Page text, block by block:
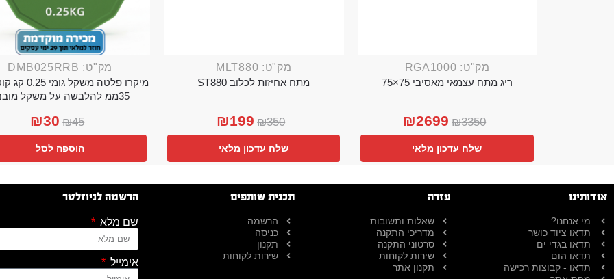
מק"ט: RGA1000
ריג מתח עצמאי מאסיבי 75×75
₪3350
₪2699
שלח עדכון מלאי
מק"ט: MLT880
מתח אחיזות לכלוב ST880
₪350
₪199
שלח עדכון מלאי
מק"ט: DMB025RRB
מיקרו פלטה
35ממ להלבשה על משקל מובנה
₪45
₪30
הוספה לסל
אודותינו
מי אנחנו?
תדאו ציוד כושר
תדאו בגדי ים
תדאו הום
תדאו - קבוצות רכישה
עזרה
שאלות ותשובות
מדריכי התקנה
סרטוני התקנה
שירות לקוחות
תקנון אתר
תכנית שותפים
הרשמה
כניסה
תקנון
שירות לקוחות
הרשמה לניוזלטר
שם מלא
אימייל